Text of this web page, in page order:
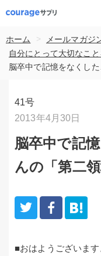
ホーム > メールマガジ
自分にとって大切なこ
脳卒中で記憶をなくし
41号
2013年4月30日
脳卒中で記
んの「第二領
■おはようございます